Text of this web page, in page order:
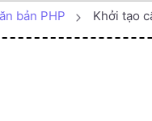
bản PHP Khởi tạo